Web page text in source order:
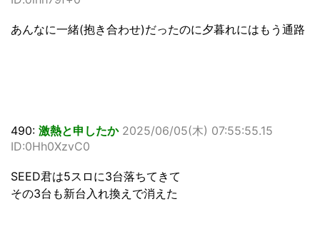
あんなに一緒(抱き合わせ)だったのに夕暮れにはもう通路
490: 激熱と申したか 2025/06/05(木) 07:55:55.15
ID:0Hh0XzvC0
SEED君は5スロに3台落ちてきて
その3台も新台入れ換えで消えた